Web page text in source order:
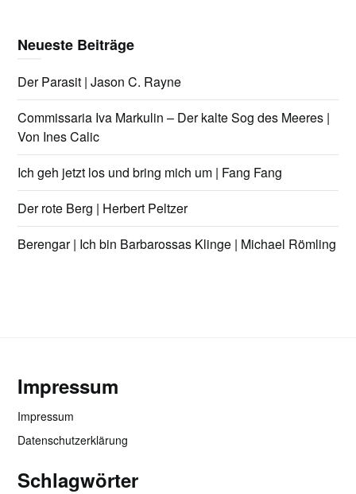
Neueste Beiträge
Der Parasit | Jason C. Rayne
Commissaria Iva Markulin – Der kalte Sog des Meeres |
Von Ines Calic
Ich geh jetzt los und bring mich um | Fang Fang
Der rote Berg | Herbert Peltzer
Berengar | Ich bin Barbarossas Klinge | Michael Römling
Impressum
Impressum
Datenschutzerklärung
Schlagwörter